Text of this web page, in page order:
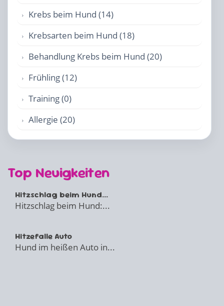
Krebs beim Hund (14)
Krebsarten beim Hund (18)
Behandlung Krebs beim Hund (20)
Frühling (12)
Training (0)
Allergie (20)
Top Neuigkeiten
Hitzschlag beim Hund...
Hitzschlag beim Hund:...
Hitzefalle Auto
Hund im heißen Auto in...